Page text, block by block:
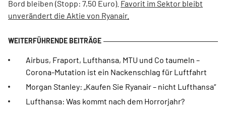
Bord bleiben (Stopp: 7,50 Euro). Favorit im Sektor bleibt
unverändert die Aktie von Ryanair.
Airbus, Fraport, Lufthansa, MTU und Co taumeln –
Corona-Mutation ist ein Nackenschlag für Luftfahrt
Morgan Stanley: „Kaufen Sie Ryanair – nicht Lufthansa“
Lufthansa: Was kommt nach dem Horrorjahr?